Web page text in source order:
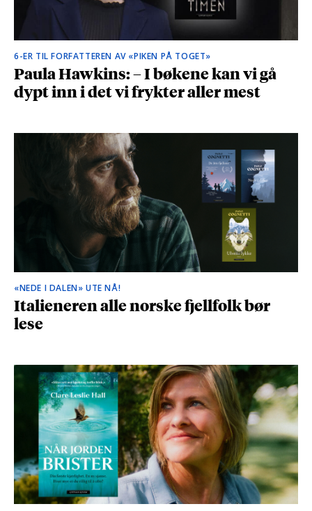
6-ER TIL FORFATTEREN AV «PIKEN PÅ TOGET»
Paula Hawkins: – I bøkene kan vi gå
dypt inn i det vi frykter aller mest
«NEDE I DALEN» UTE NÅ!
Italieneren alle norske fjellfolk bør
lese